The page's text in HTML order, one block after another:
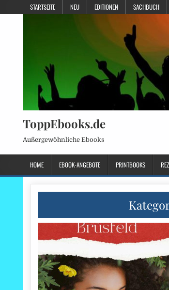
STARTSEITE NEU EDITIONEN SACHBUCH
ToppEbooks.de
Außergewöhnliche Ebooks
HOME EBOOK-ANGEBOTE PRINTBOOKS